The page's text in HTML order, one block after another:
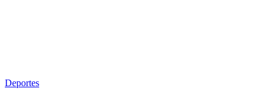
Deportes